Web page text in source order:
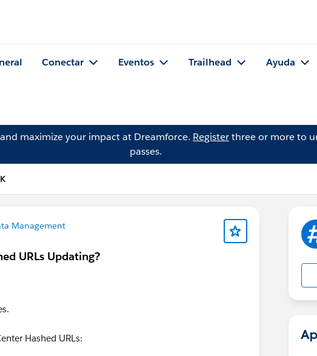
Conectar Eventos Trailhead Ayuda
maximize your impact at Dreamforce. Registerthree or more to
passes.
Management
URLs Updating?
Hashed URLs: